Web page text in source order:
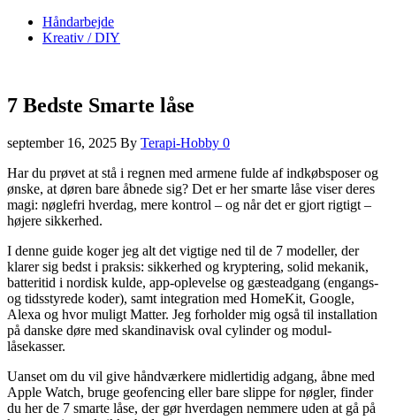
Håndarbejde
Kreativ / DIY
7 Bedste Smarte låse
september 16, 2025 By Terapi-Hobby 0
Har du prøvet at stå i regnen med armene fulde af indkøbsposer og
ønske, at døren bare åbnede sig? Det er her smarte låse viser deres
magi: nøglefri hverdag, mere kontrol – og når det er gjort rigtigt –
højere sikkerhed.
I denne guide koger jeg alt det vigtige ned til de 7 modeller, der
klarer sig bedst i praksis: sikkerhed og kryptering, solid mekanik,
batteritid i nordisk kulde, app-oplevelse og gæsteadgang (engangs‑
og tidsstyrede koder), samt integration med HomeKit, Google,
Alexa og hvor muligt Matter. Jeg forholder mig også til installation
på danske døre med skandinavisk oval cylinder og modul-
låsekasser.
Uanset om du vil give håndværkere midlertidig adgang, åbne med
Apple Watch, bruge geofencing eller bare slippe for nøgler, finder
du her de 7 smarte låse, der gør hverdagen nemmere uden at gå på